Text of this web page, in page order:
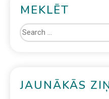
MEKLĒT
JAUNĀKĀS